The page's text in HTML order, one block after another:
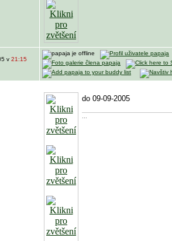
v 21:15
do 09-09-2005